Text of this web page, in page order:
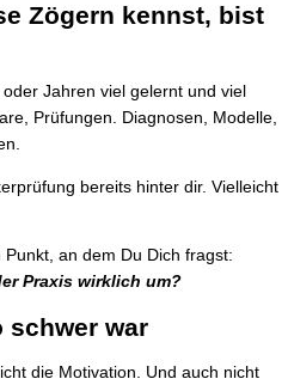
Zögern kennst, bist
Jahren viel gelernt und viel
Prüfungen. Diagnosen, Modelle,
bereits hinter dir. Vielleicht
an dem Du Dich fragst:
Praxis wirklich um?
schwer war
die Motivation. Und auch nicht